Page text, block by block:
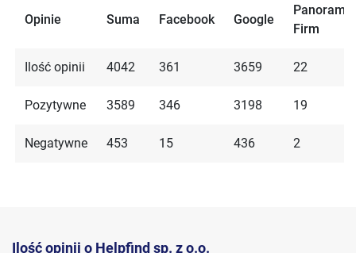
Opinie Suma Facebook Google
Panorama
Firm
Ilość opinii 4042 361 3659 22
Pozytywne 3589 346 3198 19
Negatywne 453 15 436 2
Ilość opinii o Helpfind sp. z o.o.